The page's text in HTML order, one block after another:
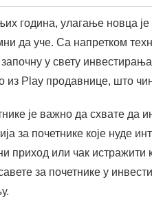
година, улагање новца је
да уче. Са напретком
у свету
из Play продавнице, што
је важно да схвате да
за почетнике које нуде
приход или чак истражити
за почетнике у